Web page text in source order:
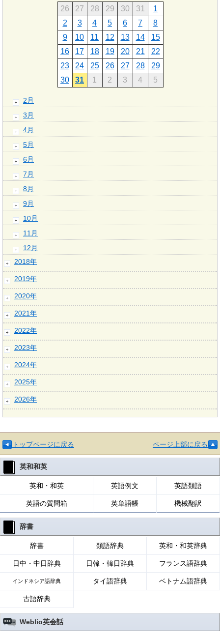
26 27 28 29 30 31
1
2
3 4 5 6 7
8
9
10 11 12 13 14
15
16
17 18 19 20 21
22
23
24 25 26 27 28
29
30
31 1 2 3 4 5
2月
3月
4月
5月
6月
7月
8月
9月
10月
11月
12月
2018年
2019年
2020年
2021年
2022年
2023年
2024年
2025年
2026年
トップページに戻る ページ上部に戻る
英和和英
英和・和英 英語例文 英語類語
英語の質問箱 英単語帳 機械翻訳
辞書
辞書 類語辞典 英和・和英辞典
日中・中日辞典 日韓・韓日辞典 フランス語辞典
インドネシア語辞典 タイ語辞典 ベトナム語辞典
古語辞典
Weblio英会話